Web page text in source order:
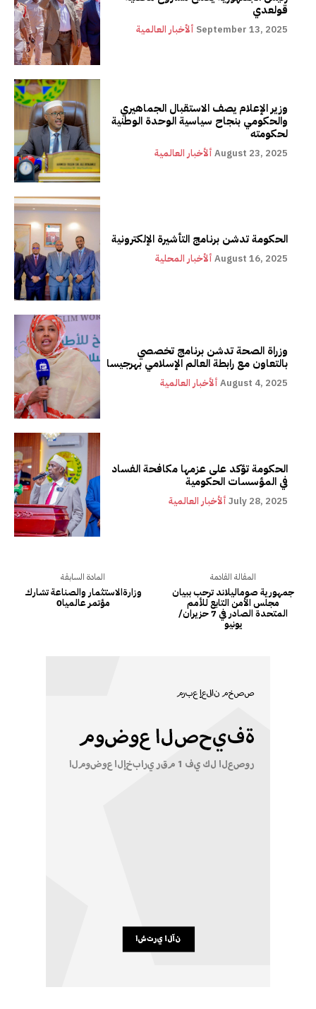
قولعدي
ألأخبار العالمية September 13, 2025
وزير الإعلام يصف الاستقبال الجماهيري
والحكومي بنجاح سياسية الوحدة الوطنية
لحكومته
ألأخبار العالمية August 23, 2025
الحكومة تدشن برنامج التأشيرة الإلكترونية
ألأخبار المحلية August 16, 2025
وزراة الصحة تدشن برنامج تخصصي
بالتعاون مع رابطة العالم الإسلامي بهرجيسا
ألأخبار العالمية August 4, 2025
الحكومة تؤكد على عزمها مكافحة الفساد
في المؤسسات الحكومية
ألأخبار العالمية July 28, 2025
المادة السابقة
وزارةالاستثمار والصناعة تشارك
مؤتمر عالميا0
المقالة القادمة
جمهورية صوماليلاند ترحب ببيان
مجلس الأمن التابع للأمم
المتحدة الصادر في 7 حزيران/
يونيو